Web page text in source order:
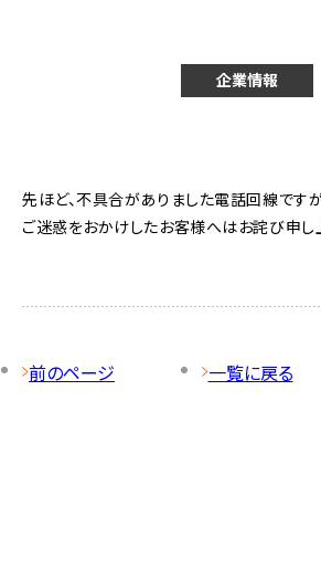
企業情報
先ほど、不具合がありました電話回線です
ご迷惑をおかけしたお客様へはお詫び申し
前のページ 一覧に戻る